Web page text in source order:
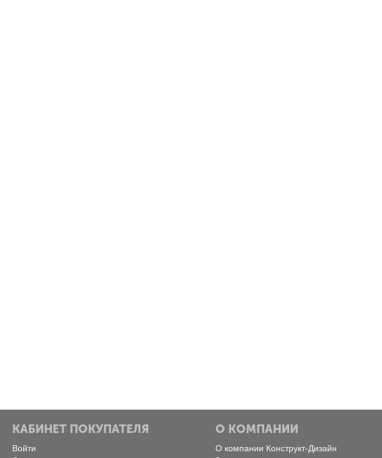
КАБИНЕТ ПОКУПАТЕЛЯ
Войти
О КОМПАНИИ
О компании Конструкт-Дизайн